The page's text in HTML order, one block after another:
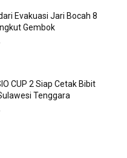
Evakuasi Jari Bocah 8
Gembok
CUP 2 Siap Cetak Bibit
Tenggara